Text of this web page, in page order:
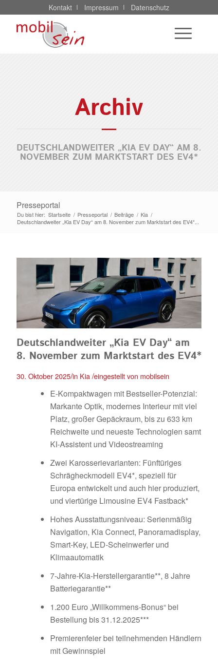
Kontakt Impressum Datenschutz
Archiv
DEUTSCHLANDWEITER „KIA EV DAY“ AM 8.
NOVEMBER ZUM MARKTSTART DES EV4*
Presseportal
Du bist hier: Startseite / Presseportal / Beiträge / Kia /
Deutschlandweiter „Kia EV Day“ am 8. November zum Marktstart des EV4*...
Deutschlandweiter „Kia EV Day“ am
8. November zum Marktstart des EV4*
30. Oktober 2025/in Kia /eingestellt von mobilsein
E-Kompaktwagen mit Bestseller-Potenzial:
Markante Optik, modernes Interieur mit viel
Platz, großer Gepäckraum, bis zu 633 km
Reichweite und neueste Technologien samt
KI-Assistent und Videostreaming
Zwei Karosserievarianten: Fünftüriges
Schrägheckmodell EV4*, speziell für
Europa entwickelt und auch hier produziert,
und viertürige Limousine EV4 Fastback*
Hohes Ausstattungsniveau: Serienmäßig
Navigation, Kia Connect, Panoramadisplay,
Smart-Key, LED-Scheinwerfer und
Klimaautomatik
7-Jahre-Kia-Herstellergarantie**, 8 Jahre
Batteriegarantie**
1.200 Euro „Willkommens-Bonus“ bei
Bestellung bis 31.12.2025***
Premierenfeier bei teilnehmenden Händlern
mit Gewinnspiel